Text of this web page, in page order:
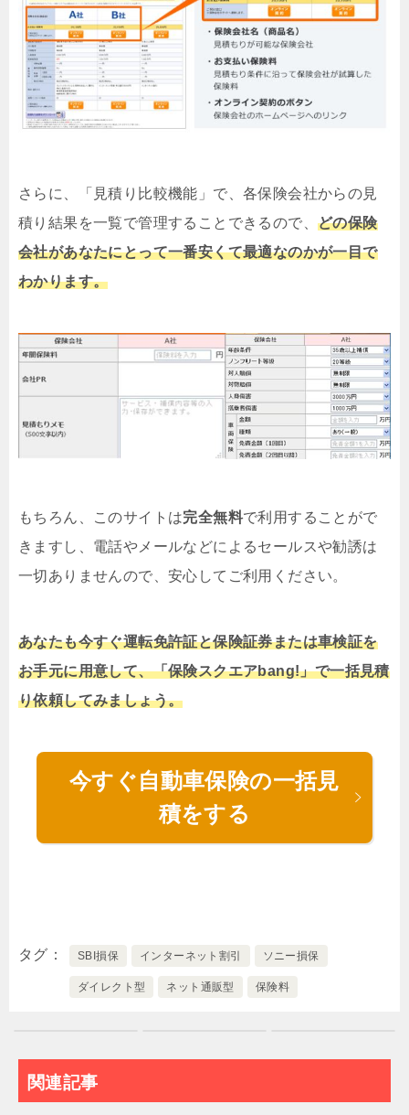
さらに、「見積り比較機能」で、各保険会社からの見
積り結果を一覧で管理することできるので、 どの保険
会社があなたにとって一番安くて最適なのかが一目で
わかります。
もちろん、このサイトは完全無料で利用することがで
きますし、電話やメールなどによるセールスや勧誘は
一切ありませんので、安心してご利用ください。
あなたも今すぐ運転免許証と保険証券または車検証を
お手元に用意して、「保険スクエアbang!」で一括見積
り依頼してみましょう。
今すぐ自動車保険の一括見
積をする
タグ SBI損保 インターネット割引 ソニー損保
ダイレクト型 ネット通販型 保険料
関連記事